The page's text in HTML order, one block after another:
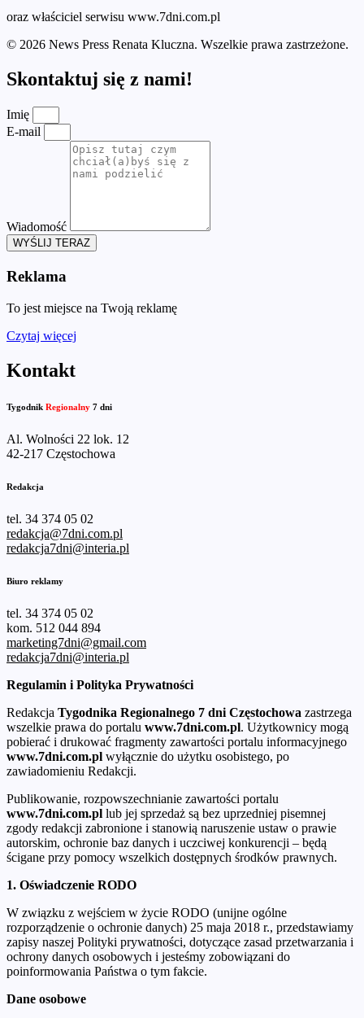
oraz właściciel serwisu www.7dni.com.pl
© 2026 News Press Renata Kluczna. Wszelkie prawa zastrzeżone.
Skontaktuj się z nami!
Imię
E-mail
Wiadomość
WYŚLIJ TERAZ
Reklama
To jest miejsce na Twoją reklamę
Czytaj więcej
Kontakt
Tygodnik Regionalny 7 dni
Al. Wolności 22 lok. 12
42-217 Częstochowa
Redakcja
tel. 34 374 05 02
redakcja@7dni.com.pl
redakcja7dni@interia.pl
Biuro reklamy
tel. 34 374 05 02
kom. 512 044 894
marketing7dni@gmail.com
redakcja7dni@interia.pl
Regulamin i Polityka Prywatności
Redakcja Tygodnika Regionalnego 7 dni Częstochowa zastrzega
wszelkie prawa do portalu www.7dni.com.pl. Użytkownicy mogą
pobierać i drukować fragmenty zawartości portalu informacyjnego
www.7dni.com.pl wyłącznie do użytku osobistego, po
zawiadomieniu Redakcji.
Publikowanie, rozpowszechnianie zawartości portalu
www.7dni.com.pl lub jej sprzedaż są bez uprzedniej pisemnej
zgody redakcji zabronione i stanowią naruszenie ustaw o prawie
autorskim, ochronie baz danych i uczciwej konkurencji – będą
ścigane przy pomocy wszelkich dostępnych środków prawnych.
1. Oświadczenie RODO
W związku z wejściem w życie RODO (unijne ogólne
rozporządzenie o ochronie danych) 25 maja 2018 r., przedstawiamy
zapisy naszej Polityki prywatności, dotyczące zasad przetwarzania i
ochrony danych osobowych i jesteśmy zobowiązani do
poinformowania Państwa o tym fakcie.
Dane osobowe